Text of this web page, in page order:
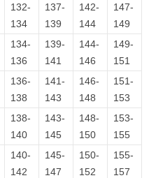
132-
134
137-
139
142-
144
147-
149
134-
136
139-
141
144-
146
149-
151
136-
138
141-
143
146-
148
151-
153
138-
140
143-
145
148-
150
153-
155
140-
142
145-
147
150-
152
155-
157